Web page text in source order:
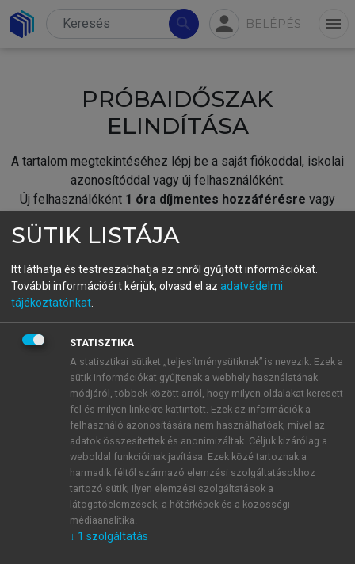
search person BELÉPÉS menu
PRÓBAIDŐSZAK
ELINDÍTÁSA
A tartalom megtekintéséhez lépj be a saját fiókoddal, iskolai
azonosítóddal vagy új felhasználóként.
Új felhasználóként 1 óra díjmentes hozzáférésre vagy
fiókoddal,vagy hozz létre új fiókot.
A regisztráció után apróbaidőszakautomatikusan
BELÉPÉS SAJÁT FIÓKKAL
ÚJ FIÓK LÉTREHOZÁSA
1 óra díjmentes hozzáférés
E-MAIL-CÍM
SÜTIK LISTÁJA
Itt láthatja és testreszabhatja az önről gyűjtött információkat.
További információért kérjük, olvasd el az adatvédelmi
tájékoztatónkat
STATISZTIKA
A statisztikai sütiket „teljesítménysütiknek” is nevezik. Ezek a
sütik információkat gyűjtenek a webhely használatának
módjáról, többek között arról, hogy milyen oldalakat keresett
fel és milyen linkekre kattintott. Ezek az információk a
felhasználó azonosítására nem használhatóak, mivel az
adatok összesítettek és anonimizáltak. Céljuk kizárólag a
weboldal funkcióinak javítása. Ezek közé tartoznak a
harmadik féltől származó elemzési szolgáltatásokhoz
tartozó sütik; ilyen elemzési szolgáltatások a
látogatóelemzések, a hőtérképek és a közösségi
médiaanalitika.
↓ 1 szolgáltatás